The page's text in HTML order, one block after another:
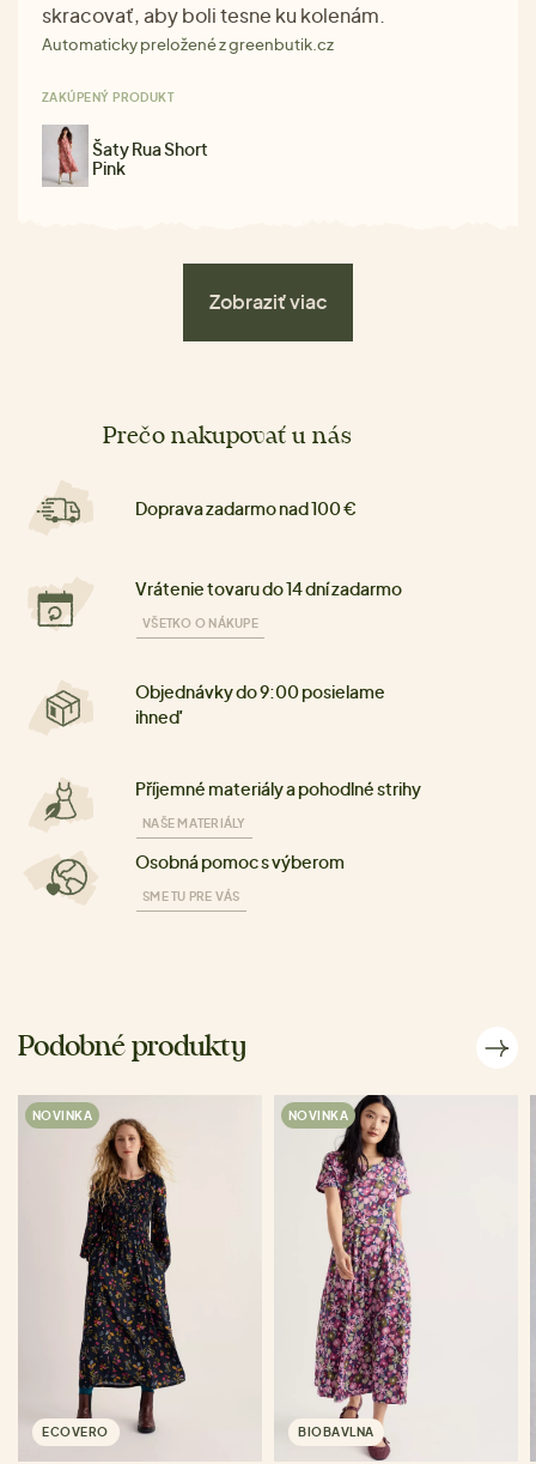
skracovať, aby boli tesne ku kolenám.
Automaticky preložené z greenbutik.cz
ZAKÚPENÝ PRODUKT
Šaty Rua Short
Pink
Zobraziť viac
Prečo nakupovať u nás
Doprava zadarmo nad 100 €
Vrátenie tovaru do 14 dní zadarmo
VŠETKO O NÁKUPE
Objednávky do 9:00 posielame
ihneď
Příjemné materiály a pohodlné strihy
NAŠE MATERIÁLY
Osobná pomoc s výberom
SME TU PRE VÁS
Podobné produkty
NOVINKA
ECOVERO
NOVINKA
BIOBAVLNA